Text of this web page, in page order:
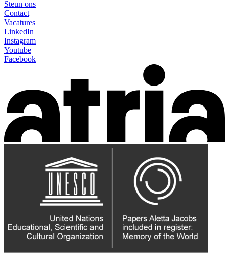
Steun ons
Contact
Vacatures
LinkedIn
Instagram
Youtube
Facebook